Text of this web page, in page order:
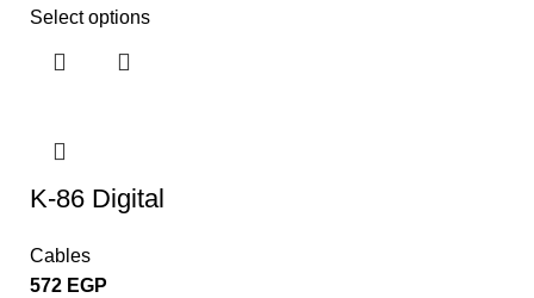
Select options
K-86 Digital
Cables
572 EGP